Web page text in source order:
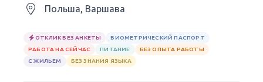
Польша, Варшава
ОТКЛИК БЕЗ АНКЕТЫ
БИОМЕТРИЧЕСКИЙ ПАСПОРТ
РАБОТА НА СЕЙЧАС
ПИТАНИЕ
БЕЗ ОПЫТА РАБОТЫ
С ЖИЛЬЕМ
БЕЗ ЗНАНИЯ ЯЗЫКА